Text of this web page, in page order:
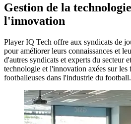
Gestion de la
l'innovation
Player IQ Tech offre aux syndicats de
pour améliorer leurs connaissances et
d'autres syndicats et experts du secteur
technologie et l'innovation axées sur les
footballeuses dans l'industrie du football.